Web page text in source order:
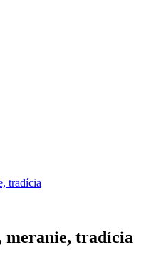
tradícia
meranie, tradícia